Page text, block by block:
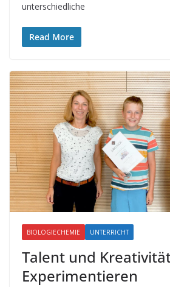
unterschiedliche
Read More
BIOLOGIECHEMIE UNTERRICHT
Talent und
Experimentieren